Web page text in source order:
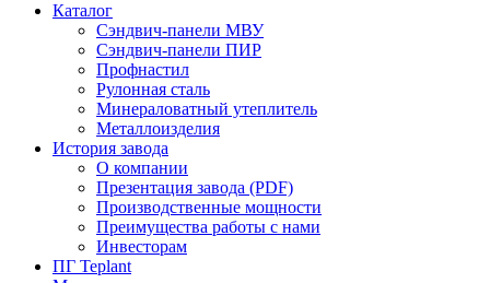
Каталог
Сэндвич-панели МВУ
Сэндвич-панели ПИР
Профнастил
Рулонная сталь
Минераловатный утеплитель
Металлоизделия
История завода
О компании
Презентация завода (PDF)
Производственные мощности
Преимущества работы с нами
Инвесторам
ПГ Teplant